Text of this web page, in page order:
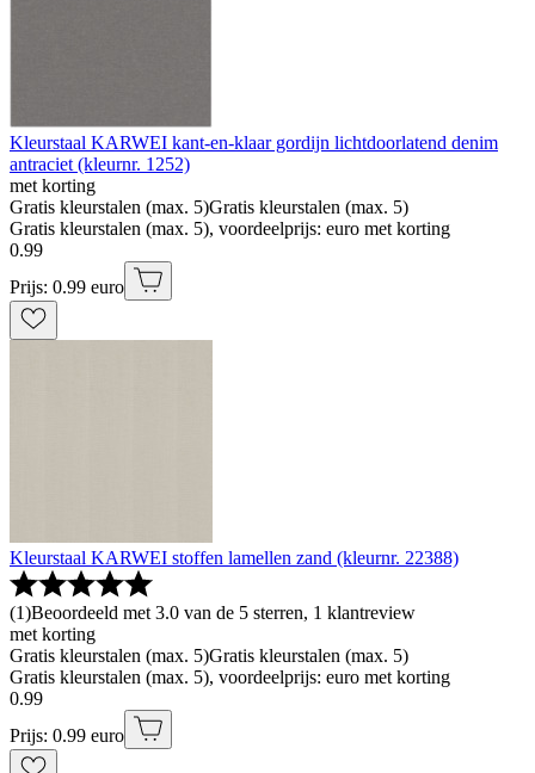
Kleurstaal KARWEI kant-en-klaar gordijn lichtdoorlatend denim
antraciet (kleurnr. 1252)
met korting
Gratis kleurstalen (max. 5)Gratis kleurstalen (max. 5)
Gratis kleurstalen (max. 5), voordeelprijs: euro met korting
0.99
Prijs: 0.99 euro
Kleurstaal KARWEI stoffen lamellen zand (kleurnr. 22388)
(1)Beoordeeld met 3.0 van de 5 sterren, 1 klantreview
met korting
Gratis kleurstalen (max. 5)Gratis kleurstalen (max. 5)
Gratis kleurstalen (max. 5), voordeelprijs: euro met korting
0.99
Prijs: 0.99 euro